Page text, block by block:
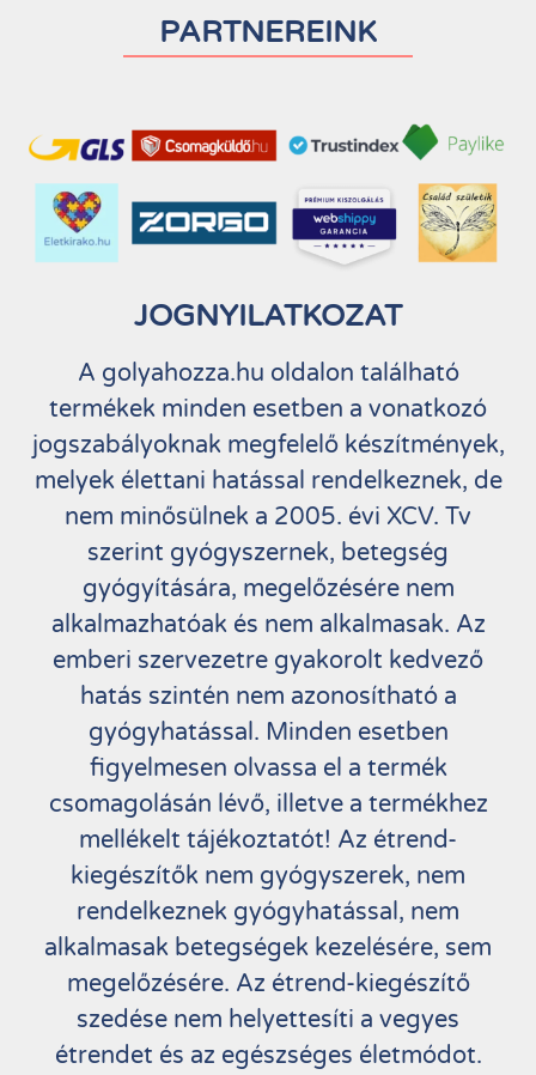
PARTNEREINK
JOGNYILATKOZAT
A golyahozza.hu oldalon található
termékek minden esetben a vonatkozó
jogszabályoknak megfelelő készítmények,
melyek élettani hatással rendelkeznek, de
nem minősülnek a 2005. évi XCV. Tv
szerint gyógyszernek, betegség
gyógyítására, megelőzésére nem
alkalmazhatóak és nem alkalmasak. Az
emberi szervezetre gyakorolt kedvező
hatás szintén nem azonosítható a
gyógyhatással. Minden esetben
figyelmesen olvassa el a termék
csomagolásán lévő, illetve a termékhez
mellékelt tájékoztatót! Az étrend-
kiegészítők nem gyógyszerek, nem
rendelkeznek gyógyhatással, nem
alkalmasak betegségek kezelésére, sem
megelőzésére. Az étrend-kiegészítő
szedése nem helyettesíti a vegyes
étrendet és az egészséges életmódot.